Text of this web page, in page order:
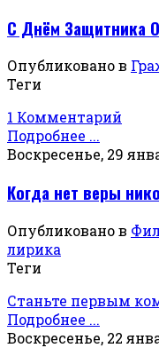
С Днём Защитника
Опубликовано в
Теги
1 Комментарий
Подробнее ...
Воскресенье, 29
Когда нет веры
Опубликовано в
лирика
Теги
Станьте первым
Подробнее ...
Воскресенье, 22